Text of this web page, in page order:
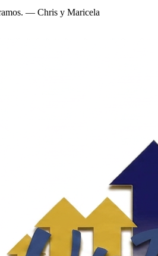
— Chris y Maricela